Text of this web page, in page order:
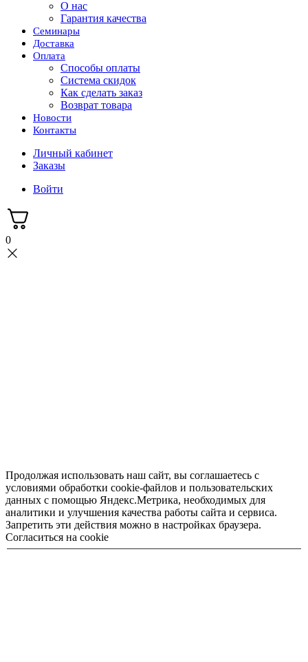
О нас
Гарантия качества
Семинары
Доставка
Оплата
Способы оплаты
Система скидок
Как сделать заказ
Возврат товара
Новости
Контакты
Личный кабинет
Заказы
Войти
0
Продолжая использовать наш сайт, вы соглашаетесь с
условиями обработки cookie-файлов и пользовательских
данных с помощью Яндекс.Метрика, необходимых для
аналитики и улучшения качества работы сайта и сервиса.
Запретить эти действия можно в настройках браузера.
Согласиться на cookie